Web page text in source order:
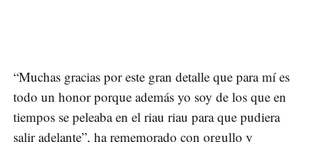
“Muchas gracias por este gran detalle que para mí es
todo un honor porque además yo soy de los que en
tiempos se peleaba en el riau riau para que pudiera
salir adelante”, ha rememorado con orgullo y